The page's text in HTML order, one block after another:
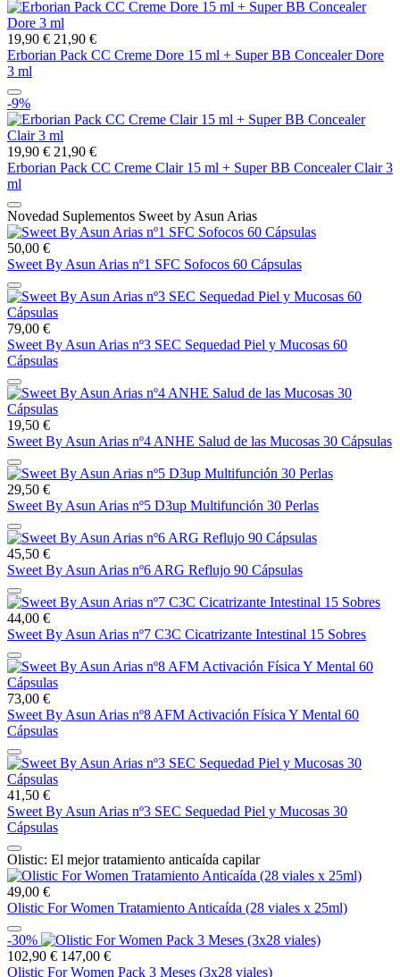
19,90 € 21,90 €
Erborian Pack CC Creme Dore 15 ml + Super BB Concealer Dore
3 ml
-9%
19,90 € 21,90 €
Erborian Pack CC Creme Clair 15 ml + Super BB Concealer Clair 3
ml
Novedad Suplementos Sweet by Asun Arias
50,00 €
Sweet By Asun Arias nº1 SFC Sofocos 60 Cápsulas
79,00 €
Sweet By Asun Arias nº3 SEC Sequedad Piel y Mucosas 60
Cápsulas
19,50 €
Sweet By Asun Arias nº4 ANHE Salud de las Mucosas 30 Cápsulas
29,50 €
Sweet By Asun Arias nº5 D3up Multifunción 30 Perlas
45,50 €
Sweet By Asun Arias nº6 ARG Reflujo 90 Cápsulas
44,00 €
Sweet By Asun Arias nº7 C3C Cicatrizante Intestinal 15 Sobres
73,00 €
Sweet By Asun Arias nº8 AFM Activación Física Y Mental 60
Cápsulas
41,50 €
Sweet By Asun Arias nº3 SEC Sequedad Piel y Mucosas 30
Cápsulas
Olistic: El mejor tratamiento anticaída capilar
49,00 €
Olistic For Women Tratamiento Anticaída (28 viales x 25ml)
-30%
102,90 € 147,00 €
Olistic For Women Pack 3 Meses (3x28 viales)